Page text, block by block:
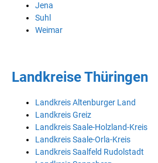
Jena
Suhl
Weimar
Landkreise Thüringen
Landkreis Altenburger Land
Landkreis Greiz
Landkreis Saale-Holzland-Kreis
Landkreis Saale-Orla-Kreis
Landkreis Saalfeld Rudolstadt